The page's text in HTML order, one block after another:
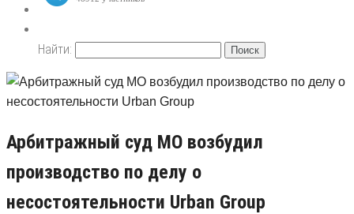
Найти:
Арбитражный суд МО возбудил
производство по делу о
несостоятельности Urban Group